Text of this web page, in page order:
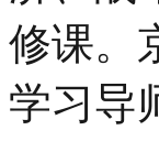
修课。
学习导